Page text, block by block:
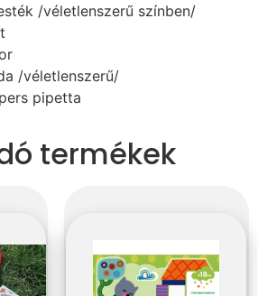
/véletlenszerű színben/
/véletlenszerű/
pipetta
termékek